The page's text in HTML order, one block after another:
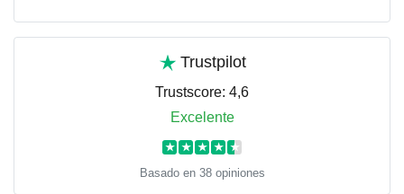
Trustpilot
Trustscore: 4,6
Excelente
★ ★ ★ ★ ★
Basado en 38 opiniones